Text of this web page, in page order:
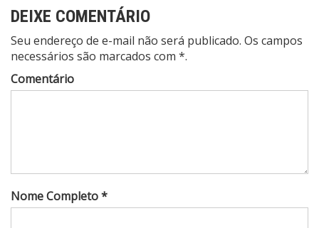
DEIXE COMENTÁRIO
Seu endereço de e-mail não será publicado. Os campos
necessários são marcados com *.
Comentário
Nome Completo *